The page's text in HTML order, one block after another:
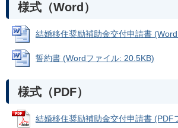
様式（Word）
結婚移住奨励補助金交付申請書
誓約書 (Wordファイル: 20.5KB)
様式（PDF）
結婚移住奨励補助金交付申請書 (PDF